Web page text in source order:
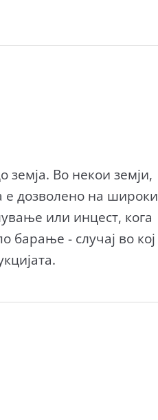
земја. Во некои земји,
е дозволено на широки
или инцест, кога
барање - случај во кој